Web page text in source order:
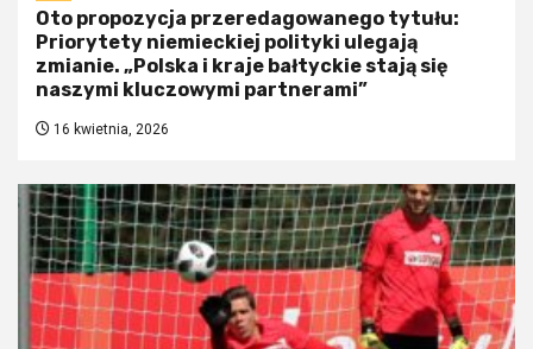
Oto propozycja przeredagowanego tytułu:
Priorytety niemieckiej polityki ulegają
zmianie. „Polska i kraje bałtyckie stają się
naszymi kluczowymi partnerami”
16 kwietnia, 2026